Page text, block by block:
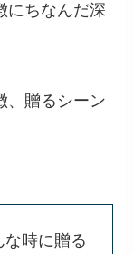
にちなんだ深
、贈るシーン
な時に贈る